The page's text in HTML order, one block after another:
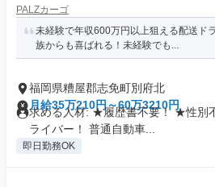
PALZカーゴ
未経験で年収600万円以上狙える配送ド
族からも喜ばれる！未経験でも...
福岡県糟屋郡志免町別府北
月給35万210円～60万3210円
求める人材: ★履歴書不要！ ★性別
ライバー！ 普通自動車...
即日勤務OK